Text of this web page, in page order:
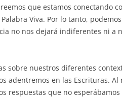
que estamos conectando
Viva. Por lo tanto,
no nos dejará indiferentes ni a
sobre nuestros diferentes
adentremos en las Escrituras. Al
respuestas que no esperábamos